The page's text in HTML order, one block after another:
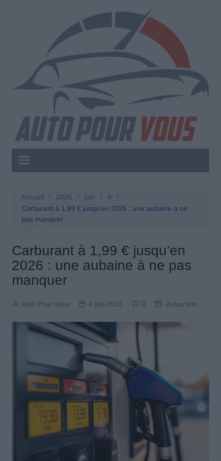
Accueil 2026 juin
4
Carburant à 1,99 € jusqu’en 2026 : une aubaine à ne
pas manquer
Carburant à 1,99 € jusqu’en
2026 : une aubaine à ne pas
manquer
Auto Pour Vous 4 juin 2026 0 Actus Info